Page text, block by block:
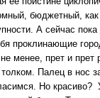
бюджетный,
А сейчас
проклинающие
менее, прет и прет
Палец в нос
Но